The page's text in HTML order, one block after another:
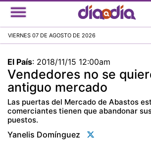
Pasar
al
principal
VIERNES 07 DE AGOSTO DE 2026
El País: 2018/11/15 12:00am
Vendedores no se
antiguo mercado
Las puertas del Mercado de Abastos
comerciantes tienen que abandonar
puestos.
Yanelis Domínguez